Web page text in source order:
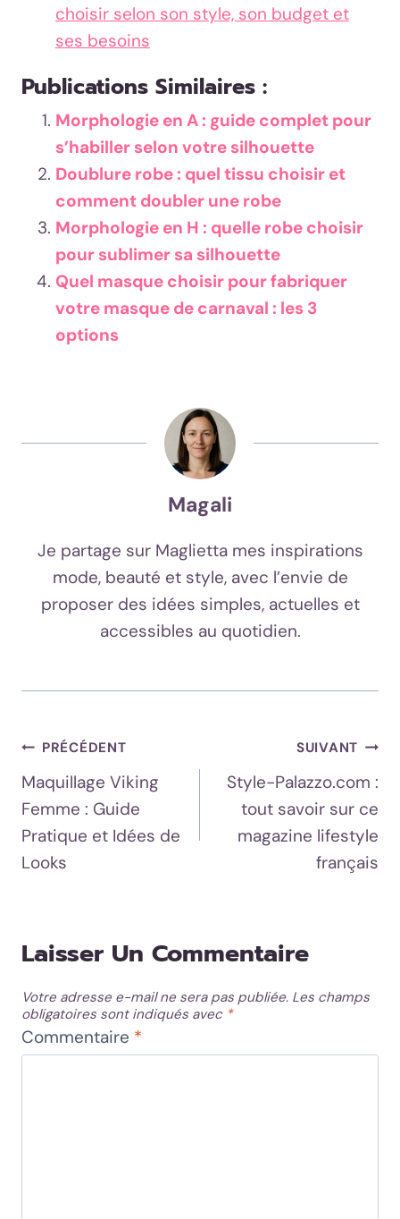
choisir selon son style, son budget et
ses besoins
Publications Similaires :
Morphologie en A : guide complet pour
s’habiller selon votre silhouette
Doublure robe : quel tissu choisir et
comment doubler une robe
Morphologie en H : quelle robe choisir
pour sublimer sa silhouette
Quel masque choisir pour fabriquer
votre masque de carnaval : les 3
options
Magali
Je partage sur Maglietta mes inspirations
mode, beauté et style, avec l’envie de
proposer des idées simples, actuelles et
accessibles au quotidien.
Navigation
De
L’article
PRÉCÉDENT
Maquillage Viking
Femme : Guide
Pratique et Idées de
Looks
SUIVANT
Style-Palazzo.com :
tout savoir sur ce
magazine lifestyle
français
Laisser Un Commentaire
Votre adresse e-mail ne sera pas publiée. Les champs
obligatoires sont indiqués avec *
Commentaire *